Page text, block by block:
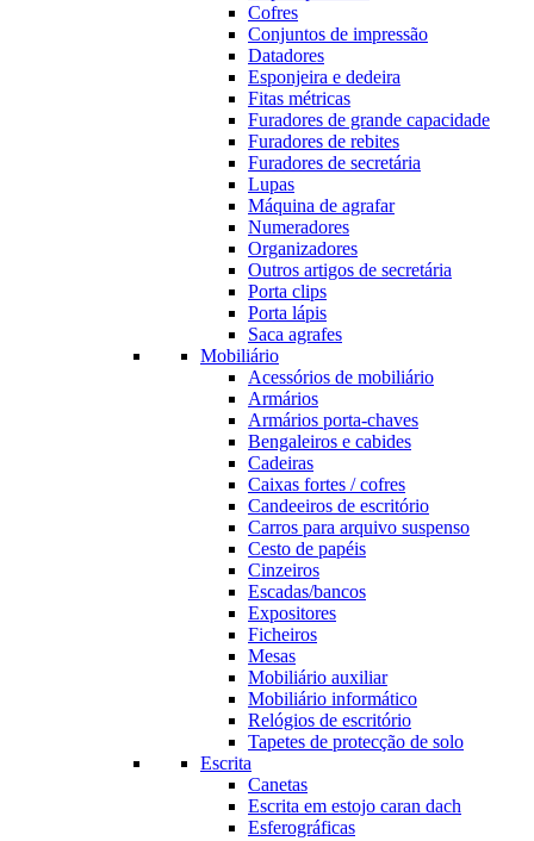
Cofres
Conjuntos de impressão
Datadores
Esponjeira e dedeira
Fitas métricas
Furadores de grande capacidade
Furadores de rebites
Furadores de secretária
Lupas
Máquina de agrafar
Numeradores
Organizadores
Outros artigos de secretária
Porta clips
Porta lápis
Saca agrafes
Mobiliário
Acessórios de mobiliário
Armários
Armários porta-chaves
Bengaleiros e cabides
Cadeiras
Caixas fortes / cofres
Candeeiros de escritório
Carros para arquivo suspenso
Cesto de papéis
Cinzeiros
Escadas/bancos
Expositores
Ficheiros
Mesas
Mobiliário auxiliar
Mobiliário informático
Relógios de escritório
Tapetes de protecção de solo
Escrita
Canetas
Escrita em estojo caran dach
Esferográficas